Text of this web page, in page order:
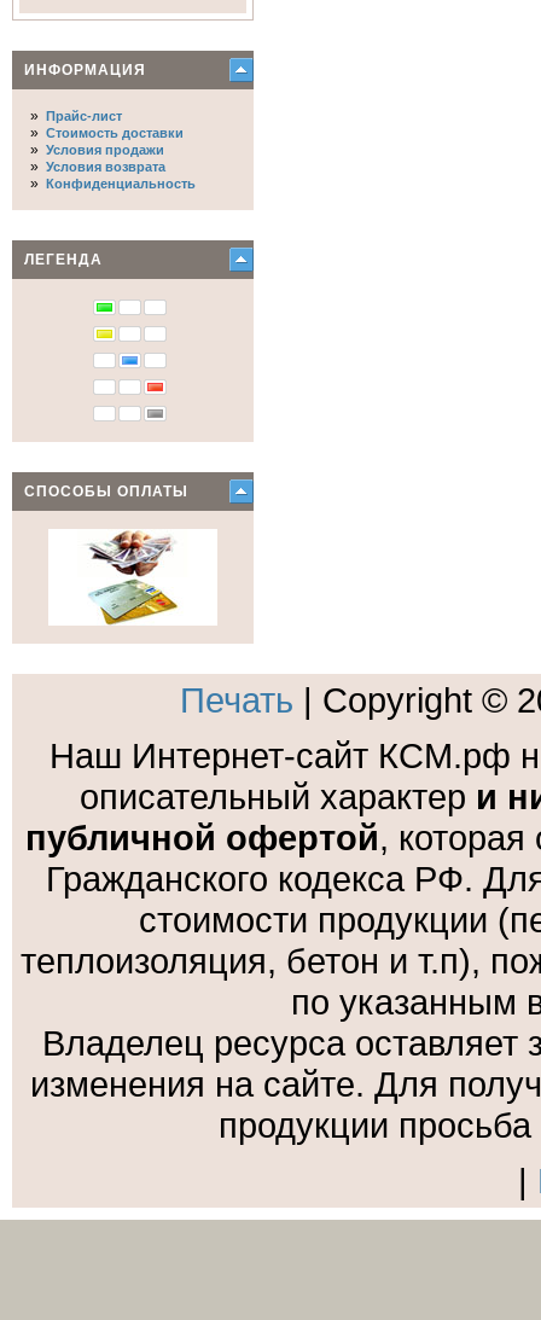
ИНФОРМАЦИЯ
» Прайс-лист
» Стоимость доставки
» Условия продажи
» Условия возврата
» Конфиденциальность
ЛЕГЕНДА
СПОСОБЫ ОПЛАТЫ
Печать | Copyright ©
Наш Интернет-сайт КСМ.рф
описательный характер и
публичной офертой,
Гражданского кодекса РФ.
стоимости продукции
теплоизоляция, бетон и т.п),
по указанным
Владелец ресурса
изменения на сайте. Для
продукции
|